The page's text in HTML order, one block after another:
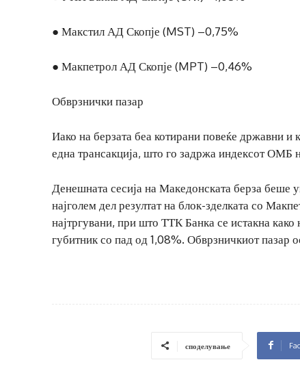
● Макстил АД Скопје (MST) –0,75%
● Макпетрол АД Скопје (MPT) –0,46%
Обврзнички пазар
Иако на берзата беа котирани повеќе државни и
една трансакција, што го задржа индексот ОМБ
Денешната сесија на Македонската берза беше
најголем дел резултат на блок-зделката со
најтргувани, при што ТТК Банка се истакна
губитник со пад од 1,08%. Обврзничкиот пазар
споделување